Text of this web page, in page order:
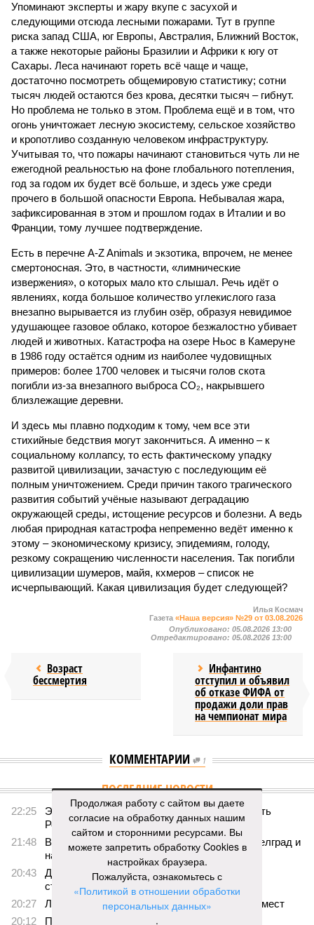
Упоминают эксперты и жару вкупе с засухой и
следующими отсюда лесными пожарами. Тут в группе
риска запад США, юг Европы, Австралия, Ближний Восток,
а также некоторые районы Бразилии и Африки к югу от
Сахары. Леса начинают гореть всё чаще и чаще,
достаточно посмотреть общемировую статистику; сотни
тысяч людей остаются без крова, десятки тысяч – гибнут.
Но проблема не только в этом. Проблема ещё и в том, что
огонь уничтожает лесную экосистему, сельское хозяйство
и кропотливо созданную человеком инфраструктуру.
Учитывая то, что пожары начинают становиться чуть ли не
ежегодной реальностью на фоне глобального потепления,
год за годом их будет всё больше, и здесь уже среди
прочего в большой опасности Европа. Небывалая жара,
зафиксированная в этом и прошлом годах в Италии и во
Франции, тому лучшее подтверждение.
Есть в перечне A-Z Animals и экзотика, впрочем, не менее
смертоносная. Это, в частности, «лимнические
извержения», о которых мало кто слышал. Речь идёт о
явлениях, когда большое количество углекислого газа
внезапно вырывается из глубин озёр, образуя невидимое
удушающее газовое облако, которое безжалостно убивает
людей и животных. Катастрофа на озере Ньос в Камеруне
в 1986 году остаётся одним из наиболее чудовищных
примеров: более 1700 человек и тысячи голов скота
погибли из-за внезапного выброса CO₂, накрывшего
близлежащие деревни.
И здесь мы плавно подходим к тому, чем все эти
стихийные бедствия могут закончиться. А именно – к
социальному коллапсу, то есть фактическому упадку
развитой цивилизации, зачастую с последующим её
полным уничтожением. Среди причин такого трагического
развития событий учёные называют деградацию
окружающей среды, истощение ресурсов и болезни. А ведь
любая природная катастрофа непременно ведёт именно к
этому – экономическому кризису, эпидемиям, голоду,
резкому сокращению численности населения. Так погибли
цивилизации шумеров, майя, кхмеров – список не
исчерпывающий. Какая цивилизация будет следующей?
Илья Космач
Газета «Наша версия» №29 от 03.08.2026
Опубликовано: 05.08.2026 13:00
Отредактировано: 05.08.2026 13:00
Возраст
бессмертия
Инфантино
отступил и объявил
об отказе ФИФА от
продажи доли прав
на чемпионат мира
КОММЕНТАРИИ 1
ПОСЛЕДНИЕ НОВОСТИ
22:25
Экс-президент Финляндии отказался признать
Россию угрозой для Европы
21:48
В Сербии испугались визита Зеленского в Белград и
назвали его «местью Евросоюза»
20:43
Дональд Трамп намерен реализовать проект
строительства бального зала в Белом доме
20:27
Лондонская полиция лишится 1000 рабочих мест
20:12
Прогулявшуюся голой по Москве блогершу
Продолжая работу с сайтом вы даете
согласие на обработку данных нашим
сайтом и сторонними ресурсами. Вы
можете запретить обработку Cookies в
настройках браузера.
Пожалуйста, ознакомьтесь с
«Политикой в отношении обработки
персональных данных»
.